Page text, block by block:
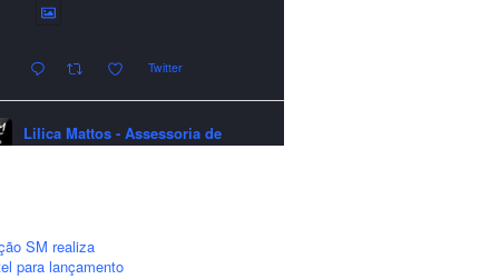
Twitter
Lilica Mattos - Assessoria de
excelente Natal e um 2026 repleto de
conquistas e realizações para todos
SM realiza
para lançamento